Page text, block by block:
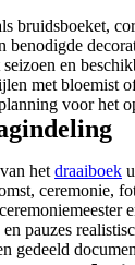
bruidsboeket,
benodigde
en
met bloemist
voor het
hetdraaiboek
ceremonie,
pauzes
gedeeld